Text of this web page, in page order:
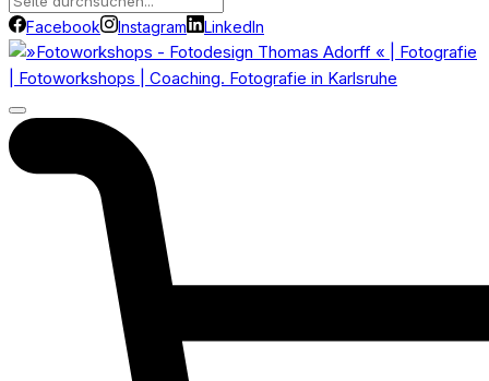
Facebook Instagram LinkedIn